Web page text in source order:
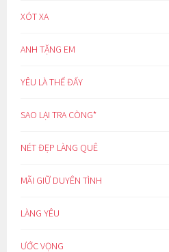
XÓT XA
ANH TẶNG EM
YÊU LÀ THẾ ĐẤY
SAO LẠI TRA CÒNG*
NÉT ĐẸP LÀNG QUÊ
MÃI GIỮ DUYÊN TÌNH
LÀNG YÊU
ƯỚC VỌNG